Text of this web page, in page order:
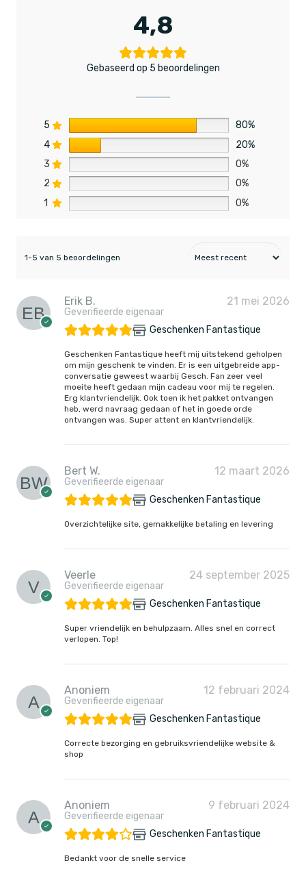
4,8
Gebaseerd op 5 beoordelingen
5
80%
4
20%
3
0%
2
0%
1
0%
1-5 van 5 beoordelingen
Erik B.
Geverifieerde eigenaar
21 mei 2026
Geschenken Fantastique
Geschenken Fantastique heeft mij uitstekend geholpen
om mijn geschenk te vinden. Er is een uitgebreide app-
conversatie geweest waarbij Gesch. Fan zeer veel
moeite heeft gedaan mijn cadeau voor mij te regelen.
Erg klantvriendelijk. Ook toen ik het pakket ontvangen
heb, werd navraag gedaan of het in goede orde
ontvangen was. Super attent en klantvriendelijk.
Bert W.
Geverifieerde eigenaar
12 maart 2026
Geschenken Fantastique
Overzichtelijke site, gemakkelijke betaling en levering
Veerle
Geverifieerde eigenaar
24 september 2025
Geschenken Fantastique
Super vriendelijk en behulpzaam. Alles snel en correct
verlopen. Top!
Anoniem
Geverifieerde eigenaar
12 februari 2024
Geschenken Fantastique
Correcte bezorging en gebruiksvriendelijke website &
shop
Anoniem
Geverifieerde eigenaar
9 februari 2024
Geschenken Fantastique
Bedankt voor de snelle service